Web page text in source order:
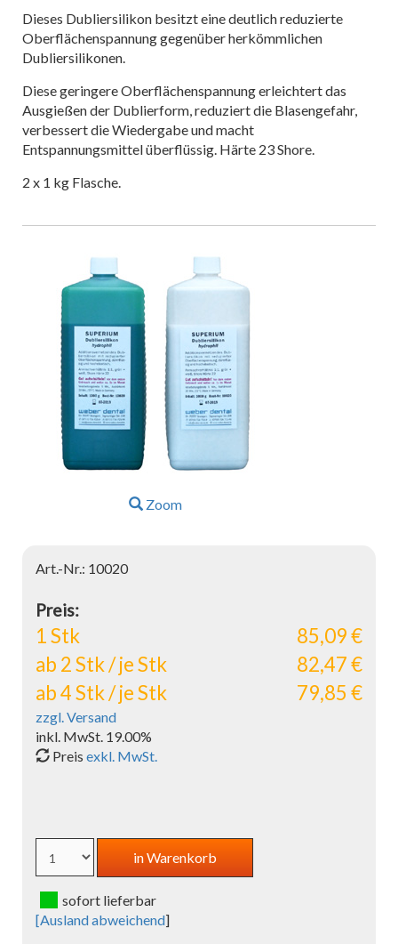
Dieses Dubliersilikon besitzt eine deutlich reduzierte
Oberflächenspannung gegenüber herkömmlichen
Dubliersilikonen.
Diese geringere Oberflächenspannung erleichtert das
Ausgießen der Dublierform, reduziert die Blasengefahr,
verbessert die Wiedergabe und macht
Entspannungsmittel überflüssig. Härte 23 Shore.
2 x 1 kg Flasche.
Zoom
Art.-Nr.: 10020
Preis:
1 Stk
85,09 €
ab 2 Stk / je Stk
82,47 €
ab 4 Stk / je Stk
79,85 €
zzgl. Versand
inkl. MwSt. 19.00%
Preis exkl. MwSt.
sofort lieferbar
[Ausland abweichend]